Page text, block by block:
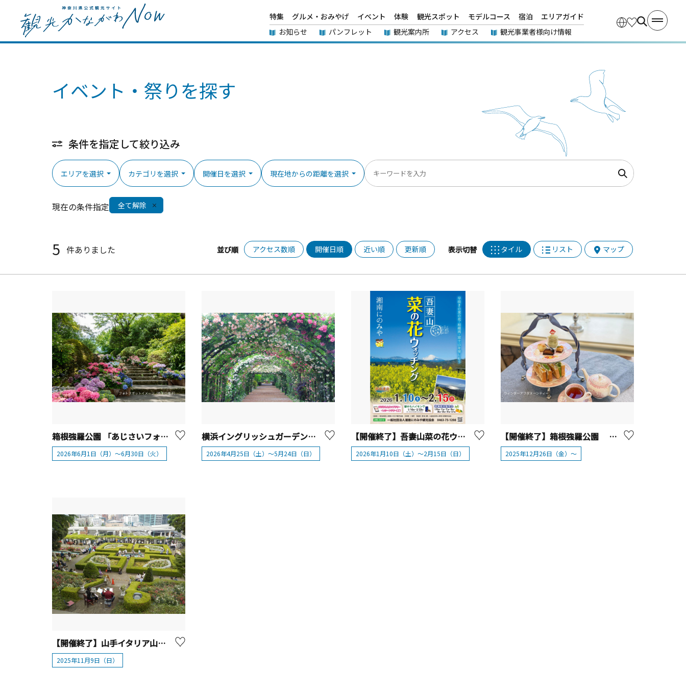
特集 グルメ・おみやげ イベント 体験 観光スポット モデルコース 宿泊
エリアガイド
お知らせ
パンフレット 観光案内所 アクセス 観光事業者様向け情報
イベント・祭りを探す
条件を指定して絞り込み
エリアを選択 カテゴリを選択 開催日を選択 現在地からの距離を選択
現在の条件指定 全て解除
5 件ありました 並び順 アクセス数順 開催日順 近い順 更新順 表示切替 タイル リスト マップ
箱根強羅公園 「あじさいフォトスポット」
2026年6月1日（月）～6月30日（火）
横浜イングリッシュガーデン「ローズ・フェスティバル」2026
2026年4月25日（土）～5月24日（日）
【開催終了】吾妻山菜の花ウォッチング【二宮町】
2026年1月10日（土）～2月15日（日）
【開催終了】箱根強羅公園 『ウィンターアフタヌーンティー』【箱根町】
2025年12月26日（金）～
【開催終了】山手イタリア山庭園ガーデンコンサート「Rose Garden Picnic live」
2025年11月9日（日）